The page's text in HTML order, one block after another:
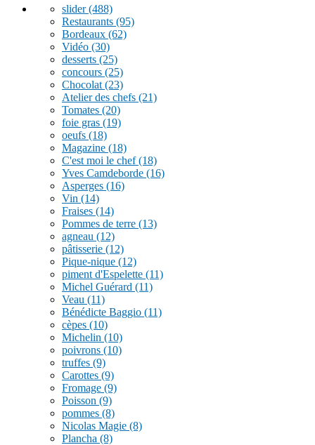
slider(488)
Restaurants (95)
Bordeaux (62)
Vidéo (30)
desserts (25)
concours (25)
Chocolat (23)
Atelier des chefs (21)
Tomates (20)
foie gras (19)
oeufs (18)
Magazine (18)
C'est moi le chef(18)
Yves Camdeborde (16)
Asperges (16)
Vin (14)
Fraises (14)
Pommes de terre (13)
agneau (12)
pâtisserie (12)
Pique-nique (12)
piment d'Espelette (11)
Michel Guérard (11)
Veau (11)
Bénédicte Baggio (11)
cèpes (10)
Michelin (10)
poivrons (10)
truffes (9)
Carottes (9)
Fromage (9)
Poisson (9)
pommes (8)
Nicolas Magie (8)
Plancha (8)